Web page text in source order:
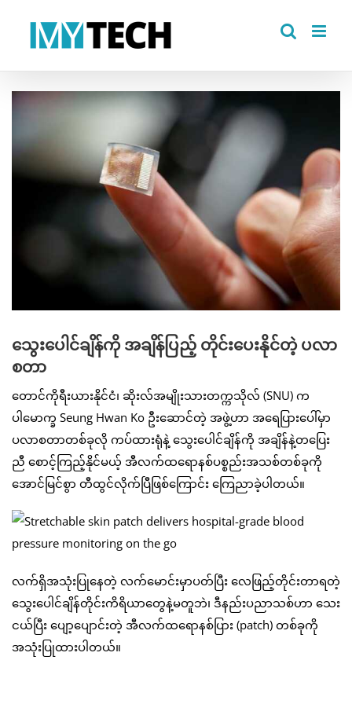
View
Image
သွေးပေါင်ချိန်ကို အချိန်ပြည့် တိုင်းပေးနိုင်တဲ့ ပလာ
စတာ
တောင်ကိုရီးယားနိုင်ငံ၊ ဆိုးလ်အမျိုးသားတက္ကသိုလ် (SNU) က
ပါမောက္ခ Seung Hwan Ko ဦးဆောင်တဲ့ အဖွဲ့ဟာ အရေပြားပေါ်မှာ
ပလာစတာတစ်ခုလို ကပ်ထားရုံနဲ့ သွေးပေါင်ချိန်ကို အချိန်နဲ့တပြေး
ညီ စောင့်ကြည့်နိုင်မယ့် အီလက်ထရောနစ်ပစ္စည်းအသစ်တစ်ခုကို
အောင်မြင်စွာ တီထွင်လိုက်ပြီဖြစ်ကြောင်း ကြေညာခဲ့ပါတယ်။
လက်ရှိအသုံးပြုနေတဲ့ လက်မောင်းမှာပတ်ပြီး လေဖြည့်တိုင်းတာရတဲ့
သွေးပေါင်ချိန်တိုင်းကိရိယာတွေနဲ့မတူဘဲ၊ ဒီနည်းပညာသစ်ဟာ သေး
ငယ်ပြီး ပျော့ပျောင်းတဲ့ အီလက်ထရောနစ်ပြား (patch) တစ်ခုကို
အသုံးပြုထားပါတယ်။